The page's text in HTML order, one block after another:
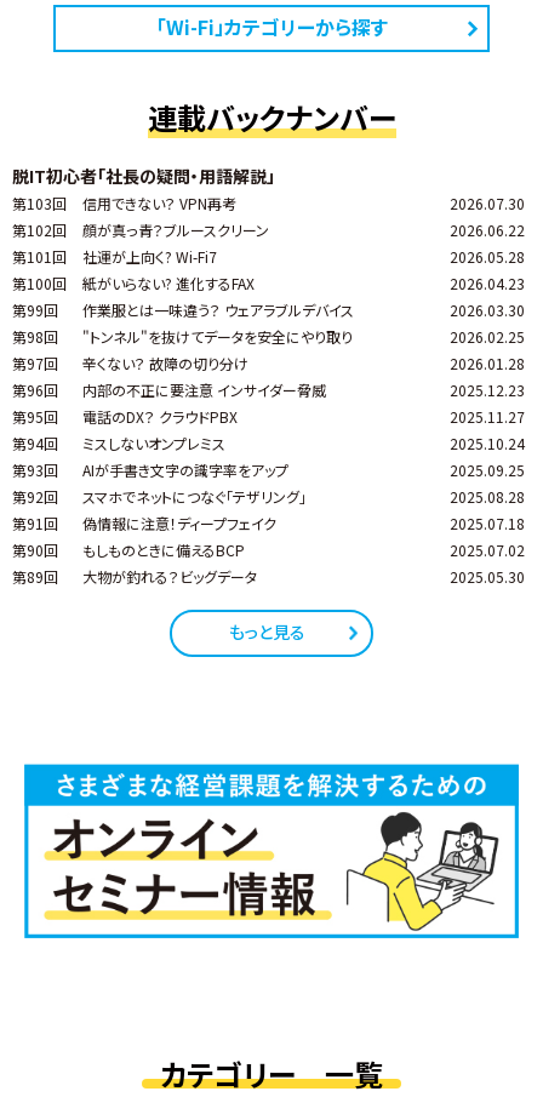
「Wi-Fi」カテゴリーから探す
連載バックナンバー
脱IT初心者「社長の疑問・用語解説」
第103回 信用できない？ VPN再考
2026.07.30
第102回
顔が真っ青？ブルースクリーン
2026.06.22
第101回
社運が上向く? Wi-Fi7
2026.05.28
第100回
紙がいらない? 進化するFAX
2026.04.23
第99回
作業服とは一味違う？ ウェアラブルデバイス
2026.03.30
第98回
"トンネル"を抜けてデータを安全にやり取り
2026.02.25
第97回
辛くない？ 故障の切り分け
2026.01.28
第96回
内部の不正に要注意 インサイダー脅威
2025.12.23
第95回
電話のDX？ クラウドPBX
2025.11.27
第94回
ミスしないオンプレミス
2025.10.24
第93回
AIが手書き文字の識字率をアップ
2025.09.25
第92回
スマホでネットにつなぐ「テザリング」
2025.08.28
第91回
偽情報に注意！ディープフェイク
2025.07.18
第90回
もしものときに備えるBCP
2025.07.02
第89回
大物が釣れる？ビッグデータ 2025.05.30
もっと見る
カテゴリー 一覧